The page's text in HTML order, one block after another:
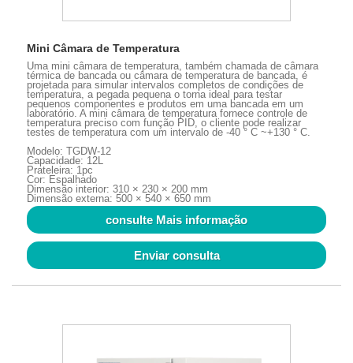
Mini Câmara de Temperatura
Uma mini câmara de temperatura, também chamada de câmara
térmica de bancada ou câmara de temperatura de bancada, é
projetada para simular intervalos completos de condições de
temperatura, a pegada pequena o torna ideal para testar
pequenos componentes e produtos em uma bancada em um
laboratório. A mini câmara de temperatura fornece controle de
temperatura preciso com função PID, o cliente pode realizar
testes de temperatura com um intervalo de -40 ° C ~+130 ° C.
Modelo: TGDW-12
Capacidade: 12L
Prateleira: 1pc
Cor: Espalhado
Dimensão interior: 310 × 230 × 200 mm
Dimensão externa: 500 × 540 × 650 mm
consulte Mais informação
Enviar consulta